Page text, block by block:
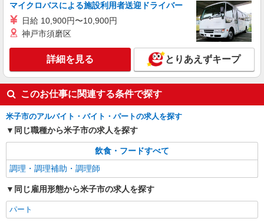
マイクロバスによる施設利用者送迎ドライバー
日給 10,900円〜10,900円
神戸市須磨区
詳細を見る とりあえずキープ
このお仕事に関連する条件で探す
米子市のアルバイト・バイト・パートの求人を探す
同じ職種から米子市の求人を探す
飲食・フードすべて
調理・調理補助・調理師
同じ雇用形態から米子市の求人を探す
パート